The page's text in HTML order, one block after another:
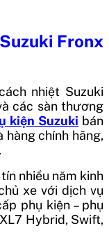
Fronx
nhiệt Suzuki
các sàn thương
kiện Suzuki bán
chính hãng,
nhiều năm kinh
xe với dịch vụ
phụ kiện – phụ
Hybrid, Swift,